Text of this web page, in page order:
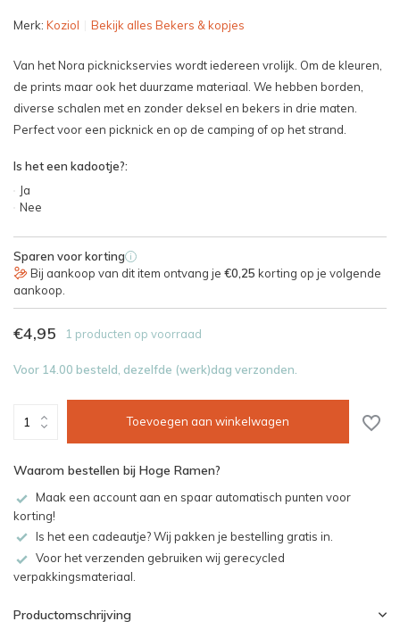
Merk: Koziol Bekijk alles Bekers & kopjes
Van het Nora picknickservies wordt iedereen vrolijk. Om de kleuren,
de prints maar ook het duurzame materiaal. We hebben borden,
diverse schalen met en zonder deksel en bekers in drie maten.
Perfect voor een picknick en op de camping of op het strand.
Is het een kadootje?:
Ja
Nee
Sparen voor korting i
Bij aankoop van dit item ontvang je €0,25 korting op je volgende
aankoop.
€4,95 1 producten op voorraad
Voor 14.00 besteld, dezelfde (werk)dag verzonden.
Toevoegen aan winkelwagen
Waarom bestellen bij Hoge Ramen?
Maak een account aan en spaar automatisch punten voor
korting!
Is het een cadeautje? Wij pakken je bestelling gratis in.
Voor het verzenden gebruiken wij gerecycled
verpakkingsmateriaal.
Productomschrijving